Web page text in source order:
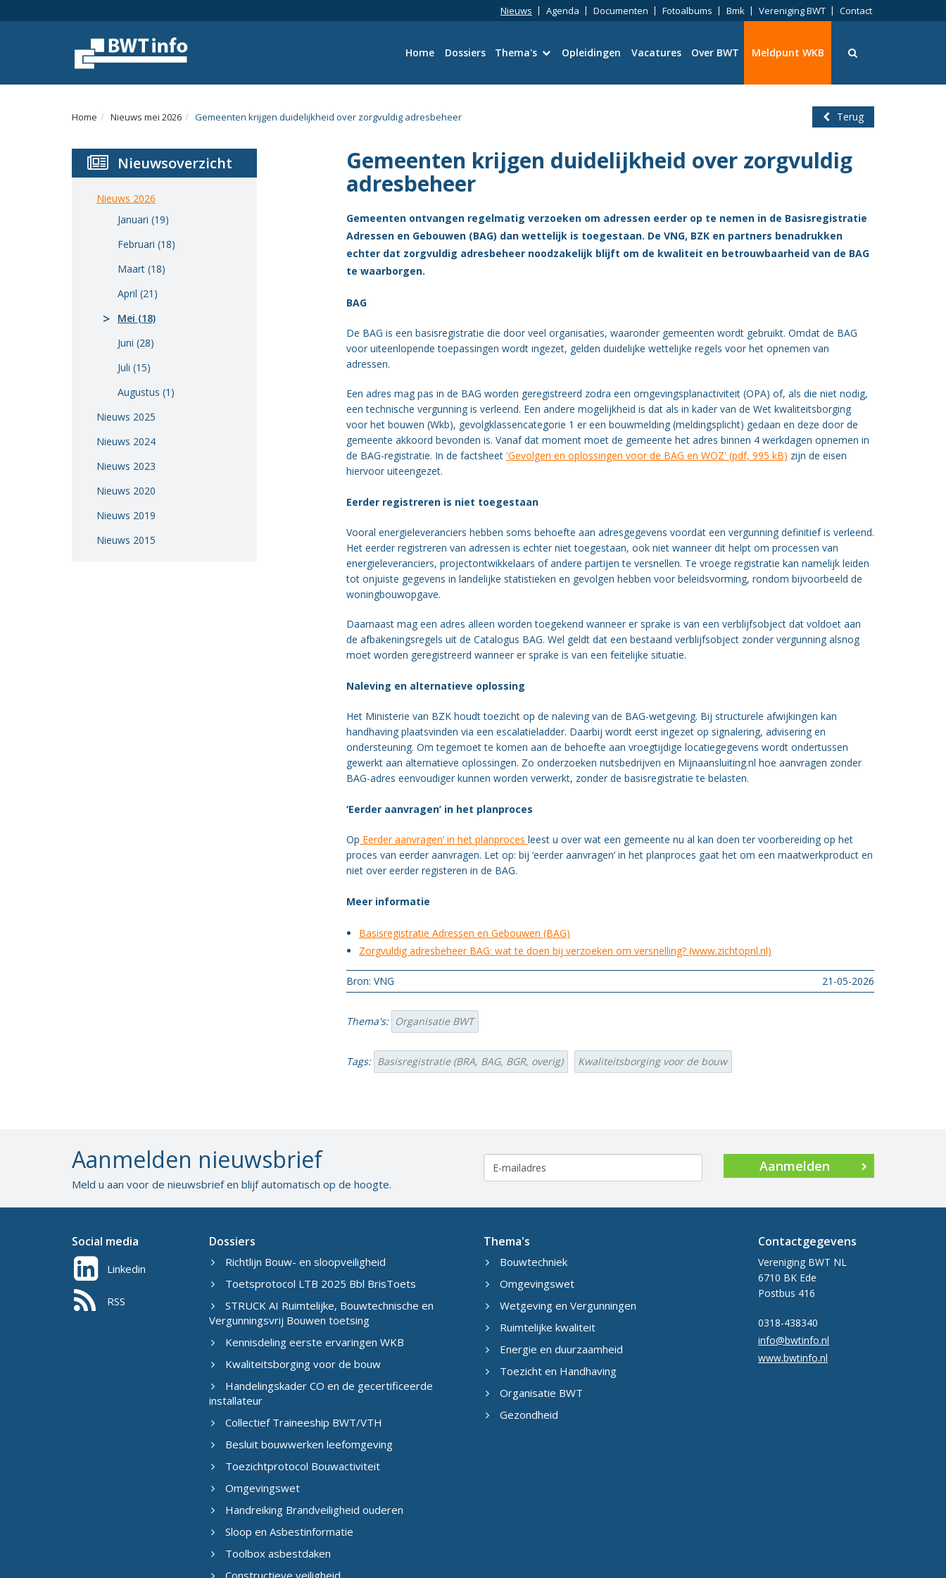
Nieuws Agenda Documenten Fotoalbums Bmk Vereniging BWT Contact
Home Dossiers Thema's
Wetgeving en Vergunningen
Energie en duurzaamheid
Gezondheid
Opleidingen Vacatures Over BWT Meldpunt WKB
Menu
Home Nieuws mei 2026 Gemeenten krijgen duidelijkheid over zorgvuldig adresbeheer Terug
Nieuwsoverzicht
Nieuws 2026
Januari (19)
Februari (18)
Maart (18)
April (21)
Mei (18)
Juni (28)
Juli (15)
Augustus (1)
Nieuws 2025
Nieuws 2024
Nieuws 2023
Nieuws 2020
Nieuws 2019
Nieuws 2015
Gemeenten krijgen duidelijkheid over zorgvuldig
adresbeheer
Gemeenten ontvangen regelmatig verzoeken om adressen eerder op te nemen in de Basisregistratie
Adressen en Gebouwen (BAG) dan wettelijk is toegestaan. De VNG, BZK en partners benadrukken
echter dat zorgvuldig adresbeheer noodzakelijk blijft om de kwaliteit en betrouwbaarheid van de BAG
te waarborgen.
BAG
De BAG is een basisregistratie die door veel organisaties, waaronder gemeenten wordt gebruikt. Omdat de BAG
voor uiteenlopende toepassingen wordt ingezet, gelden duidelijke wettelijke regels voor het opnemen van
adressen.
Een adres mag pas in de BAG worden geregistreerd zodra een omgevingsplanactiviteit (OPA) of, als die niet nodig,
een technische vergunning is verleend. Een andere mogelijkheid is dat als in kader van de Wet kwaliteitsborging
voor het bouwen (Wkb), gevolgklassencategorie 1 er een bouwmelding (meldingsplicht) gedaan en deze door de
gemeente akkoord bevonden is. Vanaf dat moment moet de gemeente het adres binnen 4 werkdagen opnemen in
de BAG-registratie. In de factsheet 'Gevolgen en oplossingen voor de BAG en WOZ' (pdf, 995 kB) zijn de eisen
hiervoor uiteengezet.
Eerder registreren is niet toegestaan
Vooral energieleveranciers hebben soms behoefte aan adresgegevens voordat een vergunning definitief is verleend.
Het eerder registreren van adressen is echter niet toegestaan, ook niet wanneer dit helpt om processen van
energieleveranciers, projectontwikkelaars of andere partijen te versnellen. Te vroege registratie kan namelijk leiden
tot onjuiste gegevens in landelijke statistieken en gevolgen hebben voor beleidsvorming, rondom bijvoorbeeld de
woningbouwopgave.
Daarnaast mag een adres alleen worden toegekend wanneer er sprake is van een verblijfsobject dat voldoet aan
de afbakeningsregels uit de Catalogus BAG. Wel geldt dat een bestaand verblijfsobject zonder vergunning alsnog
moet worden geregistreerd wanneer er sprake is van een feitelijke situatie.
Naleving en alternatieve oplossing
Het Ministerie van BZK houdt toezicht op de naleving van de BAG-wetgeving. Bij structurele afwijkingen kan
handhaving plaatsvinden via een escalatieladder. Daarbij wordt eerst ingezet op signalering, advisering en
ondersteuning. Om tegemoet te komen aan de behoefte aan vroegtijdige locatiegegevens wordt ondertussen
gewerkt aan alternatieve oplossingen. Zo onderzoeken nutsbedrijven en Mijnaansluiting.nl hoe aanvragen zonder
BAG-adres eenvoudiger kunnen worden verwerkt, zonder de basisregistratie te belasten.
‘Eerder aanvragen’ in het planproces
Op Eerder aanvragen’ in het planproces leest u over wat een gemeente nu al kan doen ter voorbereiding op het
proces van eerder aanvragen. Let op: bij ‘eerder aanvragen’ in het planproces gaat het om een maatwerkproduct en
niet over eerder registeren in de BAG.
Meer informatie
Basisregistratie Adressen en Gebouwen (BAG)
Zorgvuldig adresbeheer BAG: wat te doen bij verzoeken om versnelling? (www.zichtopnl.nl)
Bron: VNG 21-05-2026
Thema's: Organisatie BWT
Tags: Basisregistratie (BRA, BAG, BGR, overig) Kwaliteitsborging voor de bouw
Aanmelden nieuwsbrief
Meld u aan voor de nieuwsbrief en blijf automatisch op de hoogte.
Aanmelden
Social media
Linkedin
RSS
Dossiers
Richtlijn Bouw- en sloopveiligheid
Toetsprotocol LTB 2025 Bbl BrisToets
STRUCK AI Ruimtelijke, Bouwtechnische en
Vergunningsvrij Bouwen toetsing
Kennisdeling eerste ervaringen WKB
Kwaliteitsborging voor de bouw
Handelingskader CO en de gecertificeerde
installateur
Collectief Traineeship BWT/VTH
Besluit bouwwerken leefomgeving
Toezichtprotocol Bouwactiviteit
Omgevingswet
Handreiking Brandveiligheid ouderen
Sloop en Asbestinformatie
Toolbox asbestdaken
Constructieve veiligheid
Thema's
Bouwtechniek
Omgevingswet
Wetgeving en Vergunningen
Ruimtelijke kwaliteit
Energie en duurzaamheid
Toezicht en Handhaving
Organisatie BWT
Gezondheid
Contactgegevens
Vereniging BWT NL
6710 BK Ede
Postbus 416
0318-438340
info@bwtinfo.nl
www.bwtinfo.nl